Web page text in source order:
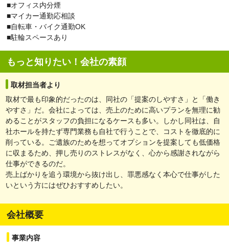
■オフィス内分煙
■マイカー通勤応相談
■自転車・バイク通勤OK
■駐輪スペースあり
もっと知りたい！会社の素顔
取材担当者より
取材で最も印象的だったのは、同社の「提案のしやすさ」と「働き
やすさ」だ。会社によっては、売上のために高いプランを無理に勧
めることがスタッフの負担になるケースも多い。しかし同社は、自
社ホールを持たず専門業務も自社で行うことで、コストを徹底的に
削っている。ご遺族のためを想ってオプションを提案しても低価格
に収まるため、押し売りのストレスがなく、心から感謝されながら
仕事ができるのだ。
売上ばかりを追う環境から抜け出し、罪悪感なく本心で仕事がした
いという方にはぜひおすすめしたい。
会社概要
事業内容